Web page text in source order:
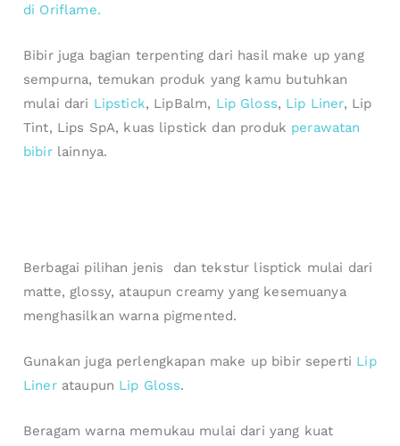
di Oriflame.
Bibir juga bagian terpenting dari hasil make up yang
sempurna, temukan produk yang kamu butuhkan
mulai dari Lipstick, LipBalm, Lip Gloss, Lip Liner, Lip
Tint, Lips SpA, kuas lipstick dan produk perawatan
bibirlainnya.
Berbagai pilihan jenis dan tekstur lisptick mulai dari
matte, glossy, ataupun creamy yang kesemuanya
menghasilkan warna pigmented.
Gunakan juga perlengkapan make up bibir seperti Lip
Linerataupun Lip Gloss.
Beragam warna memukau mulai dari yang kuat